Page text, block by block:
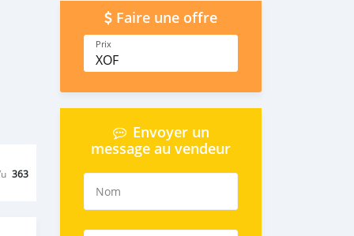
363
Faire une offre
Prix
XOF
Envoyer un
message au vendeur
Nom